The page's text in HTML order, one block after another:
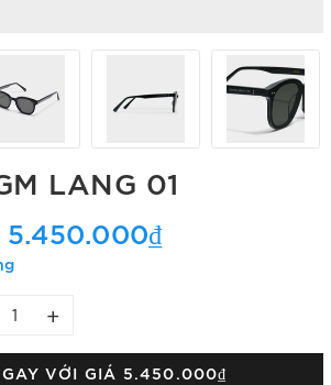
LANG 01
5.450.000₫
+
VỚI GIÁ 5.450.000₫